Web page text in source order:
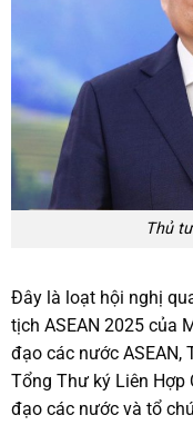
Thủ
Đây là loạt hội nghị
tịch ASEAN 2025 của
đạo các nước ASEAN,
Tổng Thư ký Liên Hợp
đạo các nước và tổ